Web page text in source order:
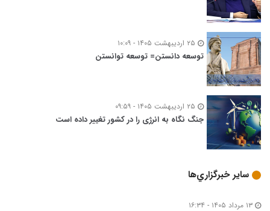
توسعه‌ دانستن= توسعه توانستن
جنگ نگاه به انرژی را در کشور تغییر داده است
ساير خبرگزاري‌ها